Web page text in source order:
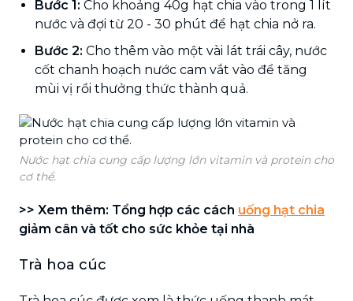
Bước 1: Cho khoảng 40g hạt chia vào trong 1 lít
nước và đợi từ 20 - 30 phút để hạt chia nở ra.
Bước 2: Cho thêm vào một vài lát trái cây, nước
cốt chanh hoạch nước cam vắt vào để tăng
mùi vị rồi thưởng thức thành quả.
Nước hạt chia cung cấp lượng lớn vitamin và protein cho
cơ thể.
>> Xem thêm: Tổng hợp các cách uống hạt chia
giảm cân và tốt cho sức khỏe tại nhà
Trà hoa cúc